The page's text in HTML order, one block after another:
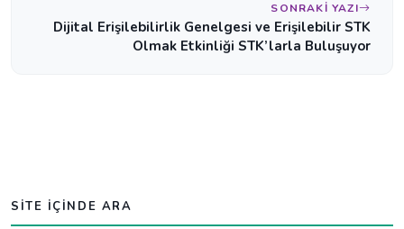
SONRAKI YAZI
Dijital Erişilebilirlik Genelgesi ve Erişilebilir STK
Olmak Etkinliği STK’larla Buluşuyor
SITE IÇINDE ARA